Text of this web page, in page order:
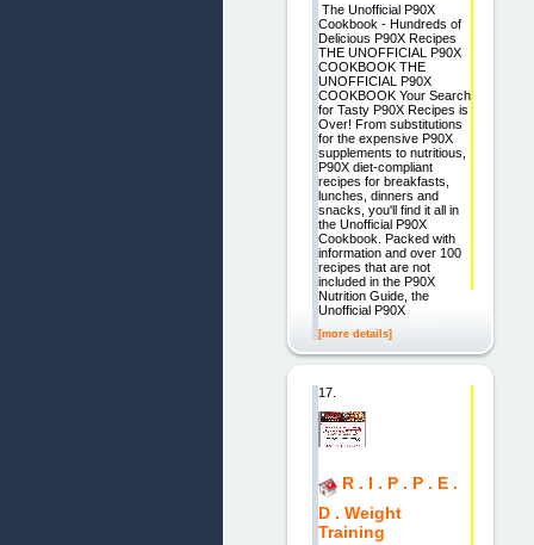
The Unofficial P90X
Cookbook - Hundreds of
Delicious P90X Recipes
THE UNOFFICIAL P90X
COOKBOOK THE
UNOFFICIAL P90X
COOKBOOK Your Search
for Tasty P90X Recipes is
Over! From substitutions
for the expensive P90X
supplements to nutritious,
P90X diet-compliant
recipes for breakfasts,
lunches, dinners and
snacks, you'll find it all in
the Unofficial P90X
Cookbook. Packed with
information and over 100
recipes that are not
included in the P90X
Nutrition Guide, the
Unofficial P90X
[more details]
17.
R . I . P . P . E .
D . Weight
Training